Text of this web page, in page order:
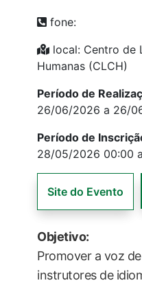
fone:
local: Centro de
Humanas (CLCH)
Período de
26/06/2026 a 26/
Período de
28/05/2026 00:00
Site do Evento
Objetivo:
Promover a voz
instrutores de